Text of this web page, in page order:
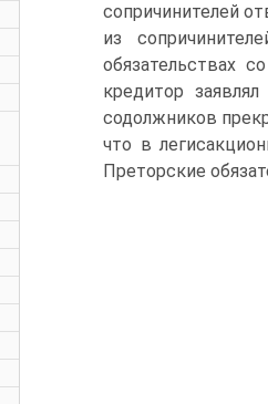
сопричинителей
из
обязательствах
кредитор
содолжников
что в
Преторские